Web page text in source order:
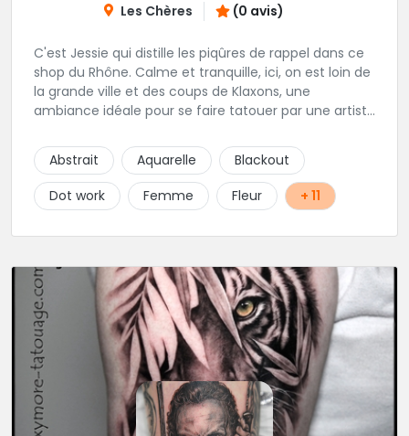
Les Chères (0 avis)
C'est Jessie qui distille les piqûres de rappel dans ce
shop du Rhône. Calme et tranquille, ici, on est loin de
la grande ville et des coups de Klaxons, une
ambiance idéale pour se faire tatouer par une artiste
Dotwork, ornemental et floral. Epaulée par AlexXx
Tattoo pour les petits tattoos, lettrage, darkwork,
mangas et Réalisme. Les horaires stipulés sont les
horaires d'entrées libres.
Abstrait Aquarelle
Blackout
Dot work
Femme Fleur + 11